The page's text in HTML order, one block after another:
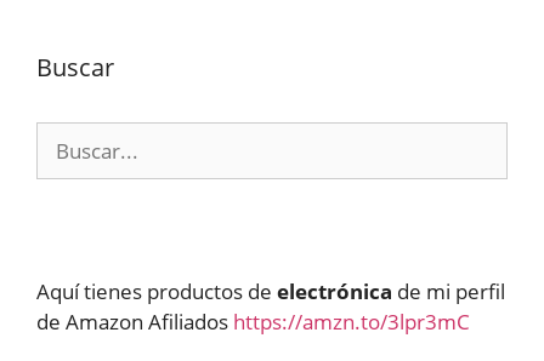
Buscar
Aquí tienes productos de electrónica de mi perfil
de Amazon Afiliados https://amzn.to/3lpr3mC